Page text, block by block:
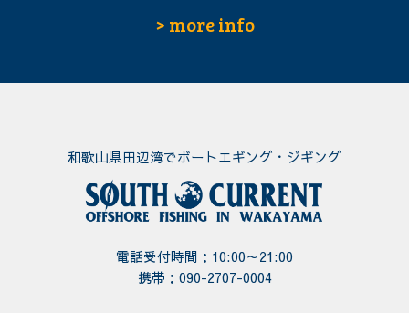
> more info
和歌山県田辺湾でボートエギング・ジギング
電話受付時間：10:00～21:00
携帯： 090-2707-0004